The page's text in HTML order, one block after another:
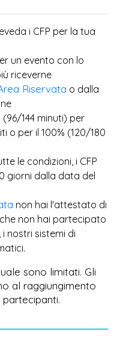
i CFP per la tua
un evento con lo
riceverne
Riservata o dalla
144 minuti) per
o per il 100% (120/180
le condizioni, i CFP
giorni dalla data del
non hai l'attestato di
non hai partecipato
nostri sistemi di
sono limitati. Gli
al raggiungimento